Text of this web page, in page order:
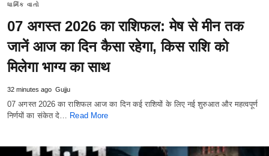
ધાર્મિક વાતો
07 अगस्त 2026 का राशिफल: मेष से मीन तक
जानें आज का दिन कैसा रहेगा, किस राशि को
मिलेगा भाग्य का साथ
32 minutes ago Gujju
07 अगस्त 2026 का राशिफल आज का दिन कई राशियों के लिए नई शुरुआत और महत्वपूर्ण
निर्णयों का संकेत दे… Read More